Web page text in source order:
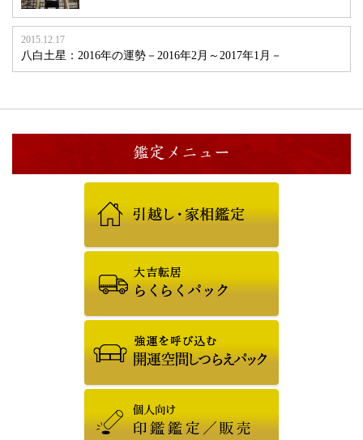
2015.12.17
八白土星：2016年の運勢－2016年2月～2017年1月－
鑑定メニュー